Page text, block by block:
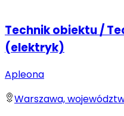
Technik obiektu /
(elektryk)
Apleona
Warszawa,